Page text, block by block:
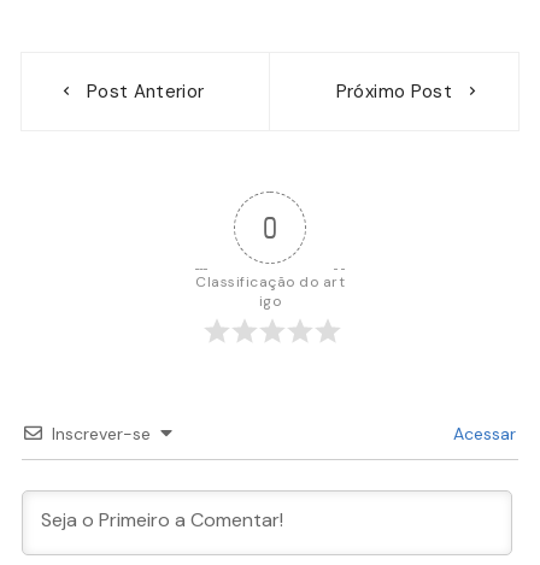
Post Anterior Próximo Post
0
Classificação do art
igo
Inscrever-se Acessar